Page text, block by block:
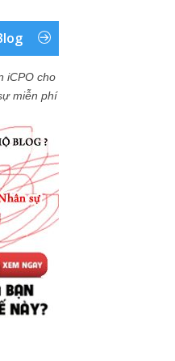
iCPO cho
miễn phí